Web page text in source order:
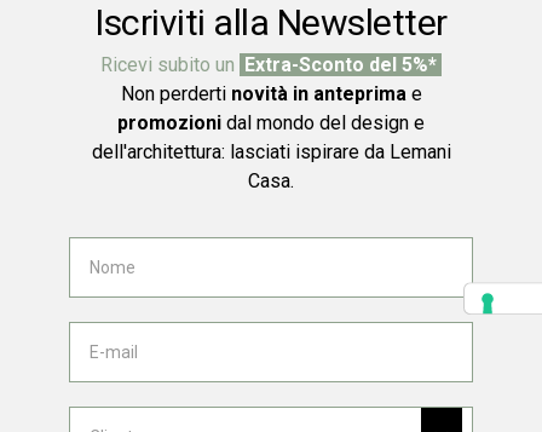
Iscriviti alla Newsletter
Ricevi subito un Extra-Sconto del 5%*
Non perderti novità in anteprimae
promozioni dal mondo del design e
dell'architettura: lasciati ispirare da Lemani
Casa.